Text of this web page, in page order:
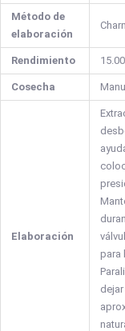
Método de
elaboración
Rendimiento
Cosecha
Elaboración
para